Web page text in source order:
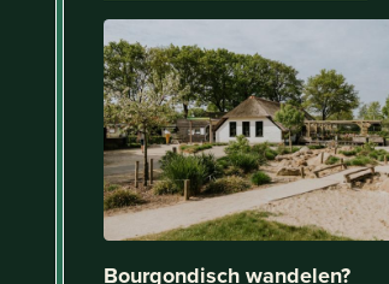
Bourgondisch wandelen?